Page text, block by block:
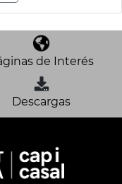
de Interés
Descargas